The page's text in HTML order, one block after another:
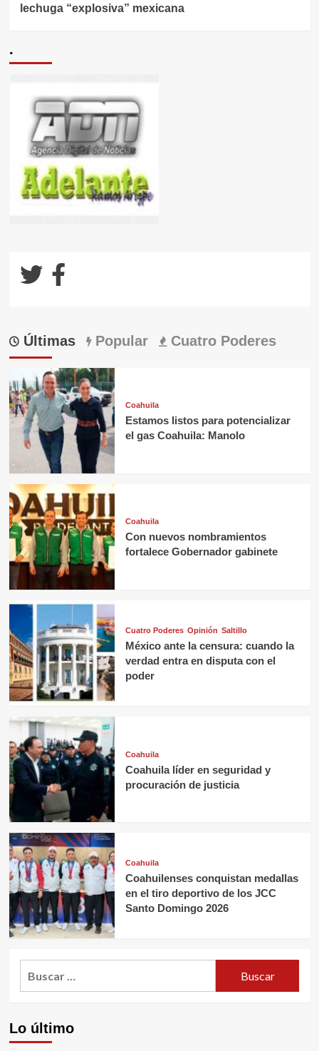
lechuga “explosiva” mexicana
.
Últimas Popular Cuatro Poderes
Coahuila
Estamos listos para potencializar
el gas Coahuila: Manolo
Coahuila
Con nuevos nombramientos
fortalece Gobernador gabinete
Cuatro Poderes Opinión Saltillo
México ante la censura: cuando la
verdad entra en disputa con el
poder
Coahuila
Coahuila líder en seguridad y
procuración de justicia
Coahuila
Coahuilenses conquistan medallas
en el tiro deportivo de los JCC
Santo Domingo 2026
Lo último